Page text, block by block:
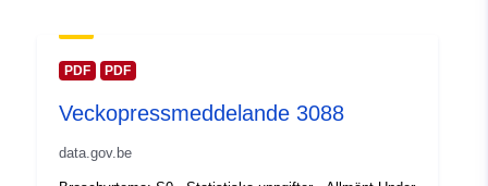
https://statbel.fgov.be/fr
PDF PDF
Veckopressmeddelande 3088
data.gov.be